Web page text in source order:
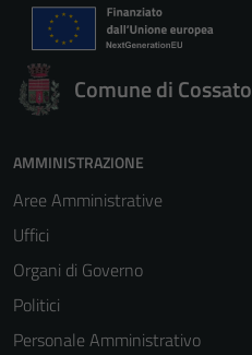
Comune di Cossato
AMMINISTRAZIONE
Aree Amministrative
Uffici
Organi di Governo
Politici
Personale Amministrativo